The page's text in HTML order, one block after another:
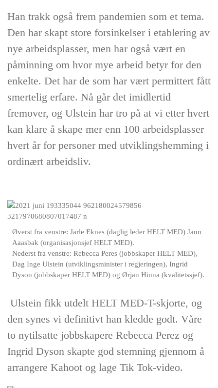
Han trakk også frem pandemien som et tema.
Den har skapt store forsinkelser i etablering av
nye arbeidsplasser, men har også vært en
påminning om hvor mye arbeid betyr for den
enkelte. Det har de som har vært permittert fått
smertelig erfare. Nå går det imidlertid
fremover, og Ulstein har tro på at vi etter hvert
kan klare å skape mer enn 100 arbeidsplasser
hvert år for personer med utviklingshemming i
ordinært arbeidsliv.
Øverst fra venstre: Jarle Eknes (daglig leder HELT MED) Jann
Aaasbak (organisasjonsjef HELT MED).
Nederst fra venstre: Rebecca Peres (jobbskaper HELT MED),
Dag Inge Ulstein (utviklingsminister i regjeringen), Ingrid
Dyson (jobbskaper HELT MED) og Ørjan Hinna (kvalitetssjef).
Ulstein fikk utdelt HELT MED-T-skjorte, og
den synes vi definitivt han kledde godt. Våre
to nytilsatte jobbskapere Rebecca Perez og
Ingrid Dyson skapte god stemning gjennom å
arrangere Kahoot og lage Tik Tok-video.